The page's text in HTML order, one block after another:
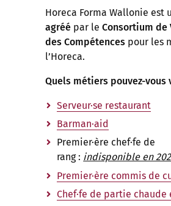
Horeca Forma Wallonie est
agréé par le Consortium
des Compétences pour les
l’Horeca.
Quels métiers pouvez-vous
Serveur·se restaurant
Barman·aid
Premier·ère chef·fe de
rang : indisponible en
Premier·ère commis de
Chef·fe de partie